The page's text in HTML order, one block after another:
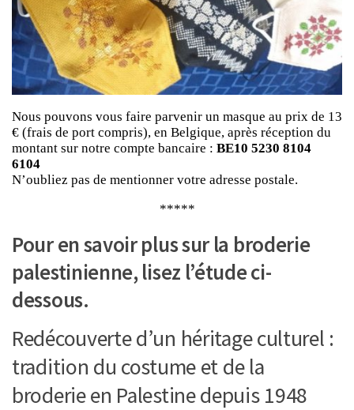
Nous pouvons vous faire parvenir un masque au prix de 13
€ (frais de port compris), en Belgique, après réception du
montant sur notre compte bancaire : BE10 5230 8104
6104
N’oubliez pas de mentionner votre adresse postale.
*****
Pour en savoir plus sur la broderie
palestinienne, lisez l’étude ci-
dessous.
Redécouverte d’un héritage culturel :
tradition du costume et de la
broderie en Palestine depuis 1948